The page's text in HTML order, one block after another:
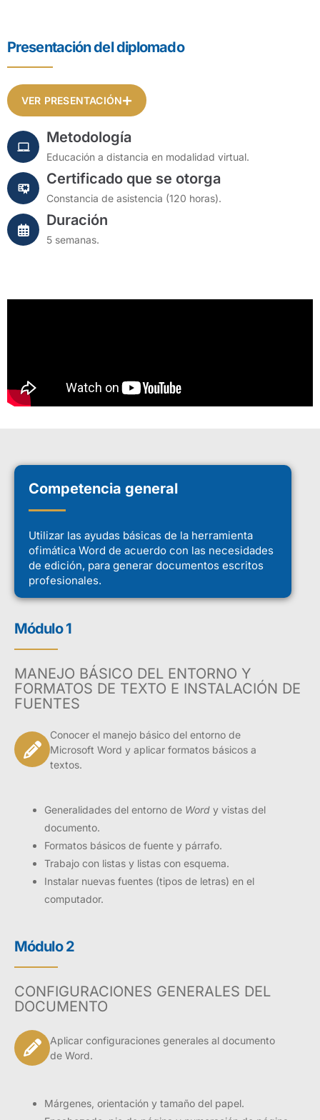
Presentación del diplomado
VER PRESENTACIÓN
Metodología
Educación a distancia en modalidad virtual.
Certificado que se otorga
Constancia de asistencia (120 horas).
Duración
5 semanas.
Competencia general
Utilizar las ayudas básicas de la herramienta
ofimática Word de acuerdo con las necesidades
de edición, para generar documentos escritos
profesionales.
Módulo 1
MANEJO BÁSICO DEL ENTORNO Y
FORMATOS DE TEXTO E INSTALACIÓN DE
FUENTES
Conocer el manejo básico del entorno de
Microsoft Word y aplicar formatos básicos a
textos.
Generalidades del entorno de Word y vistas del
documento.
Formatos básicos de fuente y párrafo.
Trabajo con listas y listas con esquema.
Instalar nuevas fuentes (tipos de letras) en el
computador.
Módulo 2
CONFIGURACIONES GENERALES DEL
DOCUMENTO
Aplicar configuraciones generales al documento
de Word.
Márgenes, orientación y tamaño del papel.